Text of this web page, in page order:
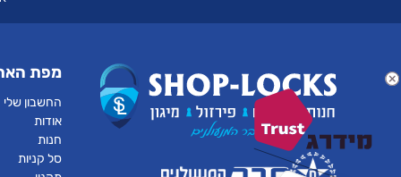
כספות רב בריח
כפפות עבודה
להבים KD \ XHORSE
מפת
החשבון שלי
אודות
חנות
סל קניות